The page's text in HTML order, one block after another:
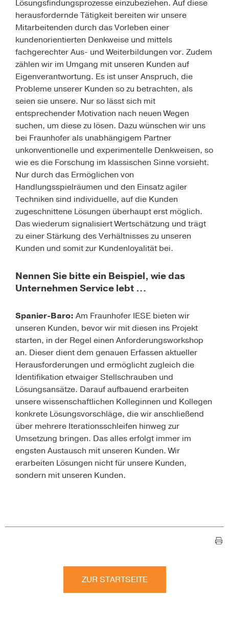
Lösungsfindungsprozesse einzubeziehen. Auf diese
herausfordernde Tätigkeit bereiten wir unsere
Mitarbeitenden durch das Vorleben einer
kundenorientierten Denkweise und mittels
fachgerechter Aus- und Weiterbildungen vor. Zudem
zählen wir im Umgang mit unseren Kunden auf
Eigenverantwortung. Es ist unser Anspruch, die
Probleme unserer Kunden so zu betrachten, als
seien sie unsere. Nur so lässt sich mit
entsprechender Motivation nach neuen Wegen
suchen, um diese zu lösen. Dazu wünschen wir uns
bei Fraunhofer als unabhängigem Partner
unkonventionelle und experimentelle Denkweisen, so
wie es die Forschung im klassischen Sinne vorsieht.
Nur durch das Ermöglichen von
Handlungsspielräumen und den Einsatz agiler
Techniken sind individuelle, auf die Kunden
zugeschnittene Lösungen überhaupt erst möglich.
Das wiederum signalisiert Wertschätzung und trägt
zu einer Stärkung des Verhältnisses zu unseren
Kunden und somit zur Kundenloyalität bei.
Nennen Sie bitte ein Beispiel, wie das
Unternehmen Service lebt …
Spanier-Baro: Am Fraunhofer IESE bieten wir
unseren Kunden, bevor wir mit diesen ins Projekt
starten, in der Regel einen Anforderungsworkshop
an. Dieser dient dem genauen Erfassen aktueller
Herausforderungen und ermöglicht zugleich die
Identifikation etwaiger Stellschrauben und
Lösungsansätze. Darauf aufbauend erarbeiten
unsere wissenschaftlichen Kolleginnen und Kollegen
konkrete Lösungsvorschläge, die wir anschließend
über mehrere Iterationsschleifen hinweg zur
Umsetzung bringen. Das alles erfolgt immer im
engsten Austausch mit unseren Kunden. Wir
erarbeiten Lösungen nicht für unsere Kunden,
sondern mit unseren Kunden.
ZUR STARTSEITE